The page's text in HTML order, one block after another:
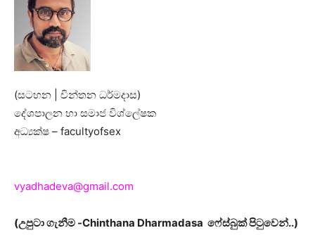
(සටහන | චින්තන ධර්මදාස)
දේශපාලන හා සමාජ විශ්ලේෂක
අධ්‍යක්ෂ – facultyofsex
vyadhadeva@gmail.com
(උපුටා ගැනීම -Chinthana Dharmadasa ෆේස්බුක් පිටුවෙන්..)